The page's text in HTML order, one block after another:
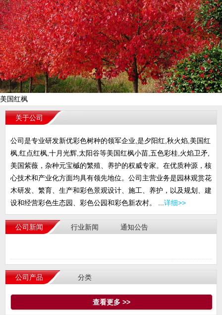
美国红枫
关于公司
公司是专业研发新优彩色树种的领军企业,是夕阳红,秋火焰,美国红
枫,红点红枫,十月光辉,太阳谷等美国红枫小苗,五色彩桂,火焰卫矛,
美国紫薇，杂种元宝槭的繁殖、养护的权威专家。在优质种源，核
心技术和产业化方面均具有领先地位。公司主营业务是园林观赏花
木研发、繁育、生产和彩色景观设计、施工、养护，以及规划、建
设和经营彩色生态园、彩色公园和彩色新农村。 ...详细>>
公司新闻 行业新闻 通知公告
公司产品 分类
查看更多 >>